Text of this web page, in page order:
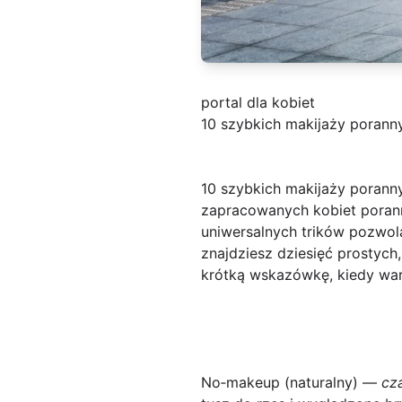
portal dla kobiet
10 szybkich makijaży
10 szybkich makijaży
zapracowanych kobiet
uniwersalnych trików
znajdziesz dziesięć
krótką wskazówkę, kiedy
No‑makeup (naturalny) —